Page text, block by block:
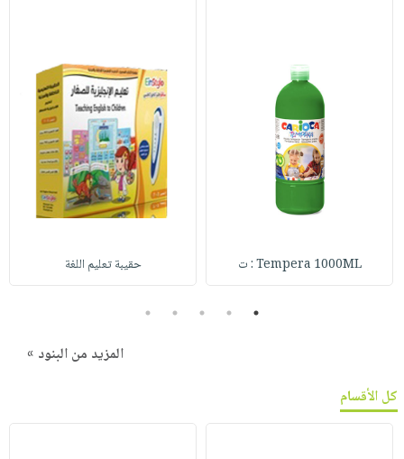
Tempera 1000ML : ت حقيبة تعليم اللغة
1
2
3
4
5
المزيد من البنود »
كل الأقسام